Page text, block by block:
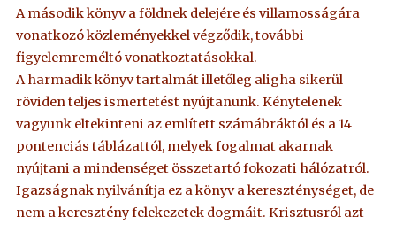
A második könyv a földnek delejére és villamosságára
vonatkozó közleményekkel végződik, további
figyelemreméltó vonatkoztatásokkal.
A harmadik könyv tartalmát illetőleg aligha sikerül
röviden teljes ismertetést nyújtanunk. Kénytelenek
vagyunk eltekinteni az említett számábráktól és a 14
pontenciás táblázattól, melyek fogalmat akarnak
nyújtani a mindenséget összetartó fokozati hálózatról.
Igazságnak nyilvánítja ez a könyv a kereszténységet, de
nem a keresztény felekezetek dogmáit. Krisztusról azt